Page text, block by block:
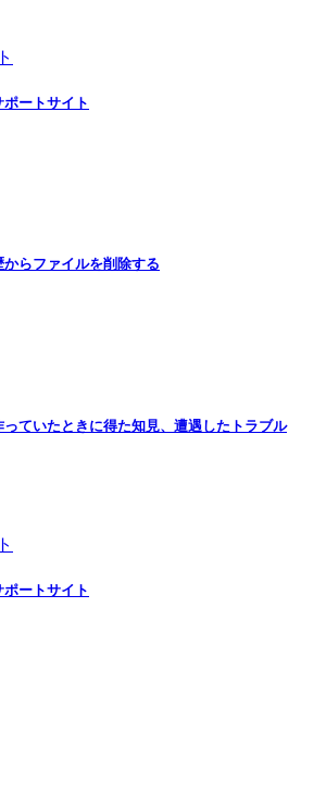
ートサイト
らファイルを削除する
ていたときに得た知見、遭遇したトラブル
ートサイト